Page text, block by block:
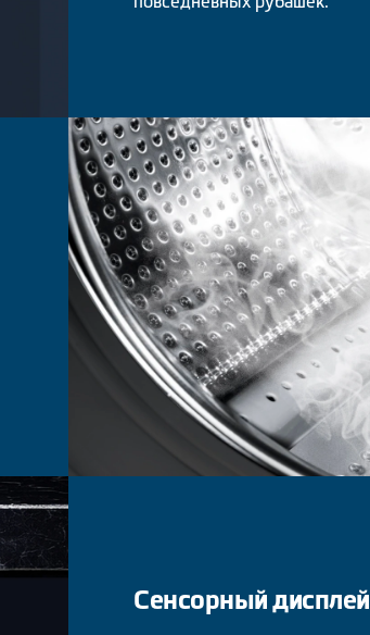
Сенсорный дисплей